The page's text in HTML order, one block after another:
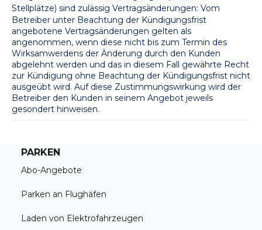
Stellplätze) sind zulässig Vertragsänderungen: Vom
Betreiber unter Beachtung der Kündigungsfrist
angebotene Vertragsänderungen gelten als
angenommen, wenn diese nicht bis zum Termin des
Wirksamwerdens der Änderung durch den Kunden
abgelehnt werden und das in diesem Fall gewährte Recht
zur Kündigung ohne Beachtung der Kündigungsfrist nicht
ausgeübt wird. Auf diese Zustimmungswirkung wird der
Betreiber den Kunden in seinem Angebot jeweils
gesondert hinweisen.
PARKEN
Abo-Angebote
Parken an Flughäfen
Laden von Elektrofahrzeugen